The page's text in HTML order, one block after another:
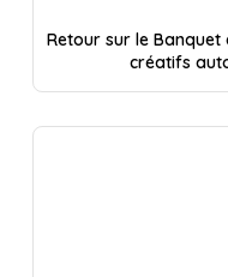
Retour sur le
créatifs